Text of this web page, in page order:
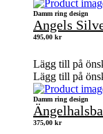
Damm ring design
Angels
495,00 kr
Lägg till på
Lägg till på
Damm ring design
375,00 kr